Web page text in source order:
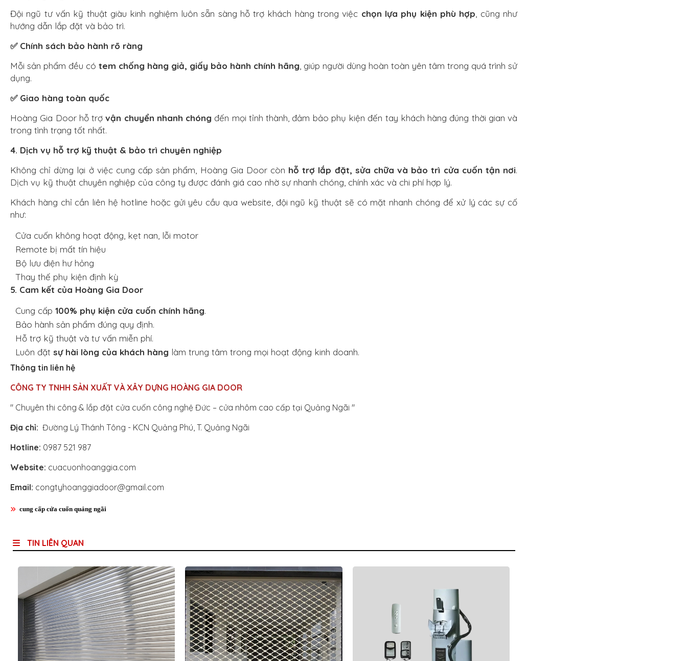
Đội ngũ tư vấn kỹ thuật giàu kinh nghiệm luôn sẵn sàng hỗ trợ khách hàng trong việc chọn lựa phụ kiện phù hợp, cũng như
hướng dẫn lắp đặt và bảo trì.
✅ Chính sách bảo hành rõ ràng
Mỗi sản phẩm đều có tem chống hàng giả, giấy bảo hành chính hãng, giúp người dùng hoàn toàn yên tâm trong quá trình sử
dụng.
✅ Giao hàng toàn quốc
Hoàng Gia Door hỗ trợvận chuyển nhanh chóng đến mọi tỉnh thành, đảm bảo phụ kiện đến tay khách hàng đúng thời gian và
trong tình trạng tốt nhất.
4. Dịch vụ hỗ trợ kỹ thuật & bảo trì chuyên nghiệp
Không chỉ dừng lại ở việc cung cấp sản phẩm, Hoàng Gia Door còn hỗ trợ lắp đặt, sửa chữa và bảo trì cửa cuốn tận nơi.
Dịch vụ kỹ thuật chuyên nghiệp của công ty được đánh giá cao nhờ sự nhanh chóng, chính xác và chi phí hợp lý.
Khách hàng chỉ cần liên hệ hotline hoặc gửi yêu cầu qua website, đội ngũ kỹ thuật sẽ có mặt nhanh chóng để xử lý các sự cố
như:
Cửa cuốn không hoạt động, kẹt nan, lỗi motor
Remote bị mất tín hiệu
Bộ lưu điện hư hỏng
Thay thế phụ kiện định kỳ
5. Cam kết của Hoàng Gia Door
Cung cấp 100% phụ kiện cửa cuốn chính hãng.
Bảo hành sản phẩm đúng quy định.
Hỗ trợ kỹ thuật và tư vấn miễn phí.
Luôn đặt sự hài lòng của khách hàng làm trung tâm trong mọi hoạt động kinh doanh.
Thông tin liên hệ
CÔNG TY TNHH SẢN XUẤT VÀ XÂY DỰNG HOÀNG GIA DOOR
" Chuyên thi công & lắp đặt cửa cuốn công nghệ Đức – cửa nhôm cao cấp tại Quảng Ngãi "
Địa chỉ: Đường Lý Thánh Tông - KCN Quảng Phú, T. Quảng Ngãi
Hotline: 0987 521 987
Website: cuacuonhoanggia.com
Email: congtyhoanggiadoor@gmail.com
cung cấp cửa cuốn quảng ngãi
TIN LIÊN QUAN